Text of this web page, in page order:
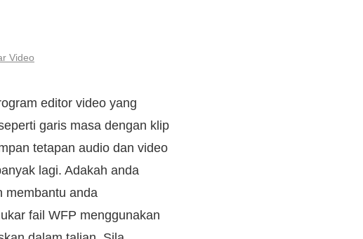
Video
editor video yang
garis masa dengan klip
tetapan audio dan video
lagi. Adakah anda
membantu anda
fail WFP menggunakan